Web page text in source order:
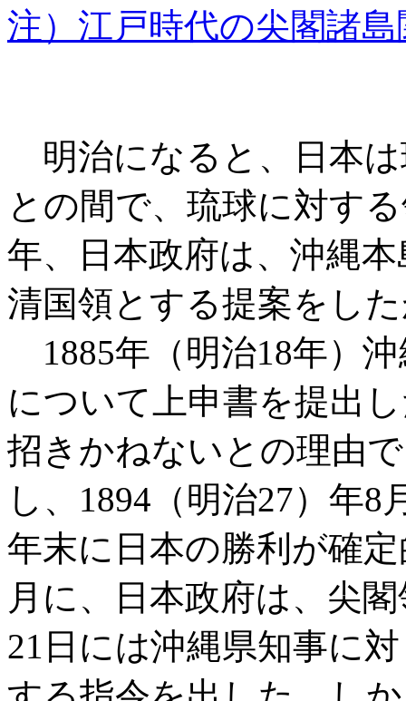
注）江戸時代の尖閣諸
明治になると、日本
との間で、琉球に対す
年、日本政府は、沖縄
清国領とする提案をし
1885年（明治18年）
について上申書を提出
招きかねないとの理由
し、1894（明治27）年
年末に日本の勝利が確
月に、日本政府は、尖
21日には沖縄県知事に